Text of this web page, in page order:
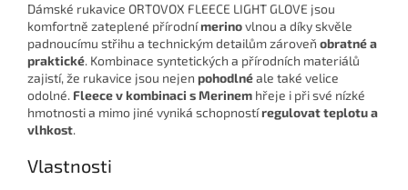
Dámské rukavice ORTOVOX FLEECE LIGHT GLOVE jsou
komfortně zateplené přírodnímerinovlnou a díky skvěle
padnoucímu střihu a technickým detailům zároveň obratné a
praktické. Kombinace syntetických a přírodních materiálů
zajistí, že rukavice jsou nejen pohodlnéale také velice
odolné. Fleece v kombinaci s Merinem hřeje i při své nízké
hmotnosti a mimo jiné vyniká schopnostíregulovat teplotu a
vlhkost.
Vlastnosti